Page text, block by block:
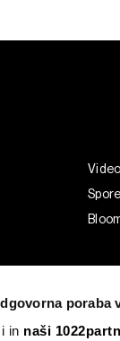
poraba
in naši